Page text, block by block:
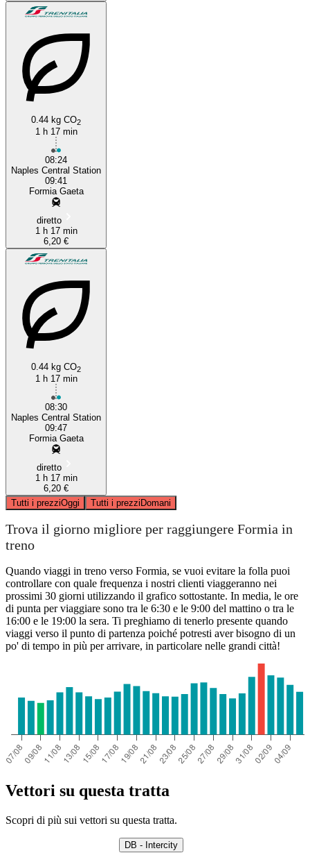
0.44 kg CO2
1 h 17 min
08:24
Naples Central Station
09:41
Formia Gaeta
diretto
1 h 17 min
6,20 €
0.44 kg CO2
1 h 17 min
08:30
Naples Central Station
09:47
Formia Gaeta
diretto
1 h 17 min
6,20 €
Tutti i prezziOggi Tutti i prezziDomani
Trova il giorno migliore per raggiungere Formia in
treno
Quando viaggi in treno verso Formia, se vuoi evitare la folla puoi
controllare con quale frequenza i nostri clienti viaggeranno nei
prossimi 30 giorni utilizzando il grafico sottostante. In media, le ore
di punta per viaggiare sono tra le 6:30 e le 9:00 del mattino o tra le
16:00 e le 19:00 la sera. Ti preghiamo di tenerlo presente quando
viaggi verso il punto di partenza poiché potresti aver bisogno di un
po' di tempo in più per arrivare, in particolare nelle grandi città!
Vettori su questa tratta
Scopri di più sui vettori su questa tratta.
DB - Intercity